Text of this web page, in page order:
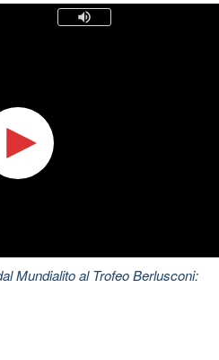
Mundialito al Trofeo Berlusconi: